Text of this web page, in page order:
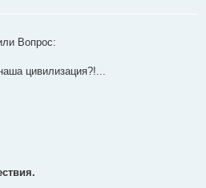
Вопрос:
цивилизация?!...